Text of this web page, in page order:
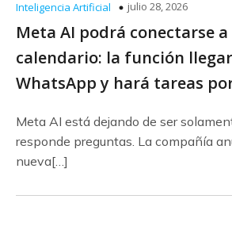
Inteligencia Artificial julio 28, 2026
Meta AI podrá conectarse
calendario: la función
WhatsApp y hará tareas
Meta AI está dejando de ser
responde preguntas. La compañía
nueva[…]